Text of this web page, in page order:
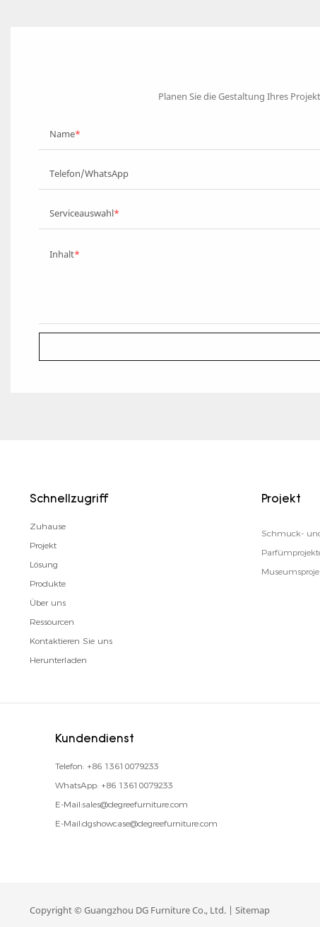
Planen Sie die Gestaltung Ihres
Name
Telefon/WhatsApp
Serviceauswahl
Inhalt
Schnellzugriff
Zuhause
Projekt
Lösung
Produkte
Über uns
Ressourcen
Kontaktieren Sie uns
Herunterladen
Projekt
Schmuck-
Kundendienst
Telefon: +86 13610079233
WhatsApp: +86 13610079233
E-Mail:sales@degreefurniture.com
E-Mail:dgshowcase@degreefurniture.com
Copyright © Guangzhou DG Furniture Co., Ltd. | Sitemap